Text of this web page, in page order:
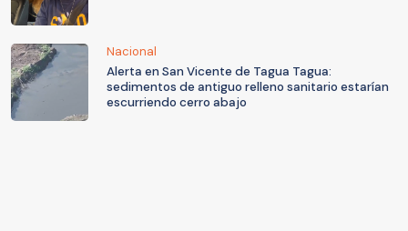
Nacional
Alerta en San Vicente de Tagua Tagua:
sedimentos de antiguo relleno sanitario estarían
escurriendo cerro abajo